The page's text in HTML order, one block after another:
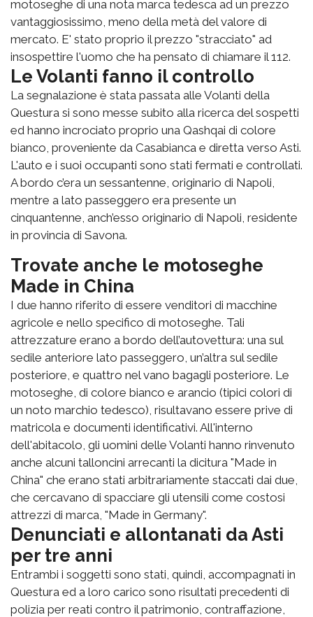
motoseghe di una nota marca tedesca ad un prezzo
vantaggiosissimo, meno della metà del valore di
mercato. E' stato proprio il prezzo "stracciato" ad
insospettire l'uomo che ha pensato di chiamare il 112.
Le Volanti fanno il controllo
La segnalazione è stata passata alle Volanti della
Questura si sono messe subito alla ricerca del sospetti
ed hanno incrociato proprio una Qashqai di colore
bianco, proveniente da Casabianca e diretta verso Asti.
L'auto e i suoi occupanti sono stati fermati e controllati.
A bordo c’era un sessantenne, originario di Napoli,
mentre a lato passeggero era presente un
cinquantenne, anch’esso originario di Napoli, residente
in provincia di Savona.
Trovate anche le motoseghe
Made in China
I due hanno riferito di essere venditori di macchine
agricole e nello specifico di motoseghe. Tali
attrezzature erano a bordo dell’autovettura: una sul
sedile anteriore lato passeggero, un’altra sul sedile
posteriore, e quattro nel vano bagagli posteriore. Le
motoseghe, di colore bianco e arancio (tipici colori di
un noto marchio tedesco), risultavano essere prive di
matricola e documenti identificativi. All'interno
dell'abitacolo, gli uomini delle Volanti hanno rinvenuto
anche alcuni talloncini arrecanti la dicitura "Made in
China" che erano stati arbitrariamente staccati dai due,
che cercavano di spacciare gli utensili come costosi
attrezzi di marca, "Made in Germany".
Denunciati e allontanati da Asti
per tre anni
Entrambi i soggetti sono stati, quindi, accompagnati in
Questura ed a loro carico sono risultati precedenti di
polizia per reati contro il patrimonio, contraffazione,